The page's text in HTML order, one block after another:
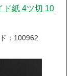
ド紙 4ツ切 10
：100962